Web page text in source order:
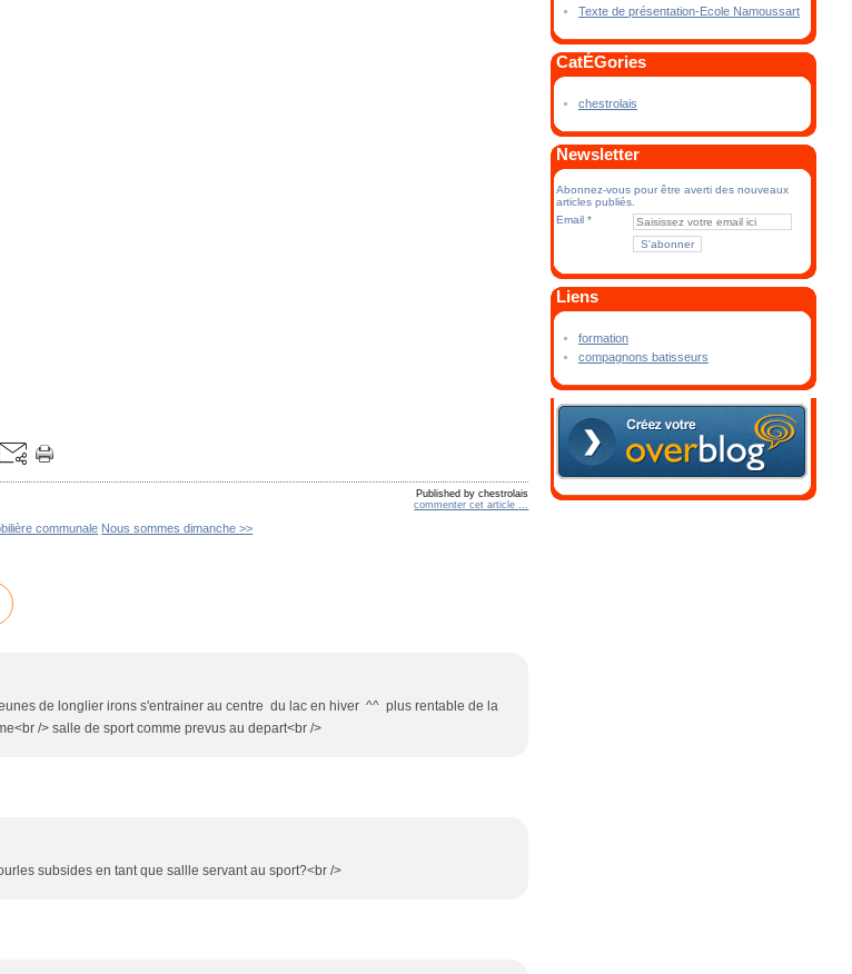
Published by chestrolais
commenter cet article
communale Nous sommes dimanche >>
de longlier irons s'entrainer au centre du lac en hiver ^^ plus rentable de la
/> salle de sport comme prevus au depart<br />
subsides en tant que sallle servant au sport?<br />
Texte de présentation-Ecole Namoussart
CatÉGories
chestrolais
Newsletter
Abonnez-vous pour être averti des nouveaux
articles publiés.
Email
Liens
formation
compagnons batisseurs